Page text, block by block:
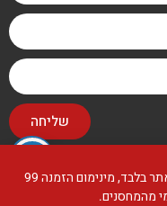
שליחה
בייגלה
המחירים באתר הם סיטונאיים ולרכישה דרך האתר בלבד, מינימום הזמנה 99
מהמחסנים.